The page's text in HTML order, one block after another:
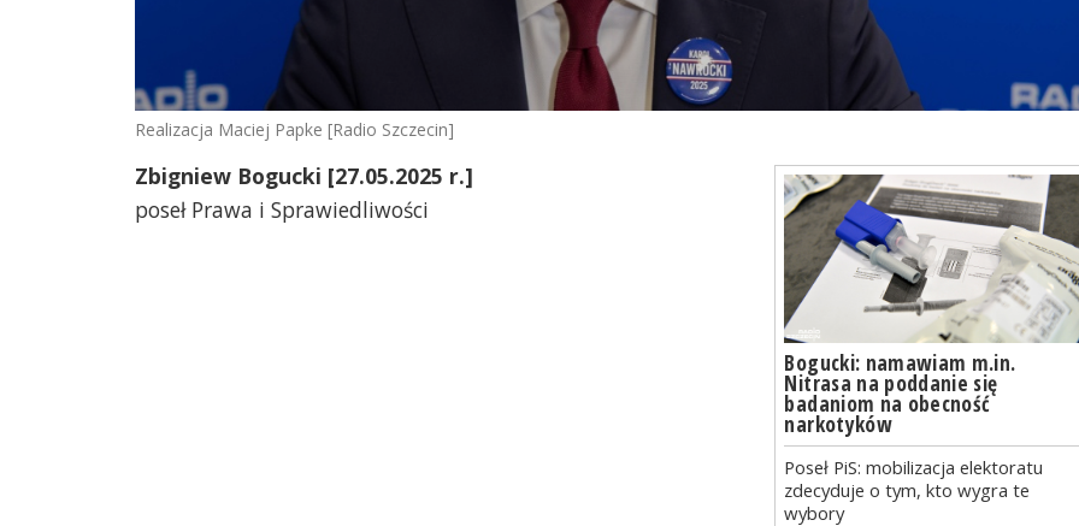
Realizacja Maciej Papke [Radio Szczecin]
Bogucki: namawiam m.in.
Nitrasa na poddanie się
badaniom na obecność
narkotyków
Poseł PiS: mobilizacja elektoratu
zdecyduje o tym, kto wygra te
wybory
Zbigniew Bogucki [27.05.2025 r.]
poseł Prawa i Sprawiedliwości